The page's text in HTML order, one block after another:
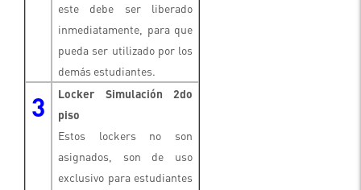
este debe ser liberado
inmediatamente, para que
pueda ser utilizado por los
demás estudiantes.
3
Locker Simulación 2do
piso
Estos lockers no son
asignados, son de uso
exclusivo para estudiantes